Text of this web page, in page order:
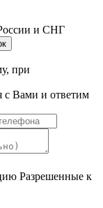
и СНГ
при
с Вами и ответим
Разрешенные к